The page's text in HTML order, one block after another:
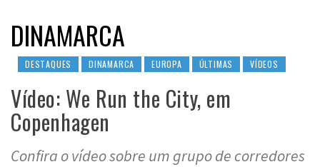
DINAMARCA
DESTAQUES DINAMARCA EUROPA ÚLTIMAS VÍDEOS
Vídeo: We Run the City, em
Copenhagen
Confira o vídeo sobre um grupo de corredores